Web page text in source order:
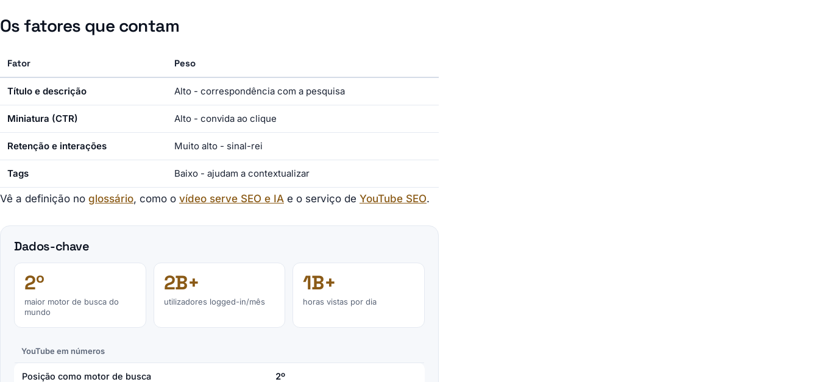
Os fatores que contam
Fator Peso
Título e descrição Alto - correspondência com a pesquisa
Miniatura (CTR) Alto - convida ao clique
Retenção e interações Muito alto - sinal-rei
Tags Baixo - ajudam a contextualizar
Vê a definição no glossário, como o vídeo serve SEO e IA e o serviço de YouTube SEO.
Dados-chave
2º
maior motor de busca do
mundo
2B+
utilizadores logged-in/mês
1B+
horas vistas por dia
YouTube em números
Posição como motor de busca 2º